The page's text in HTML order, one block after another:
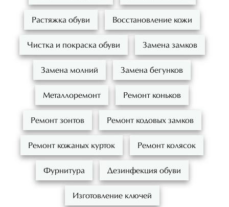
Растяжка обуви Восстановление кожи
Чистка и покраска обуви Замена замков
Замена молний Замена бегунков
Металлоремонт Ремонт коньков
Ремонт зонтов Ремонт кодовых замков
Ремонт кожаных курток Ремонт колясок
Фурнитура Дезинфекция обуви
Изготовление ключей